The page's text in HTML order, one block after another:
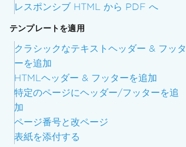
レスポンシブ HTML から PDF へ
テンプレートを適用
クラシックなテキストヘッダー & フッタ
ーを追加
HTMLヘッダー & フッターを追加
特定のページにヘッダー/フッターを追
加
ページ番号と改ページ
表紙を添付する